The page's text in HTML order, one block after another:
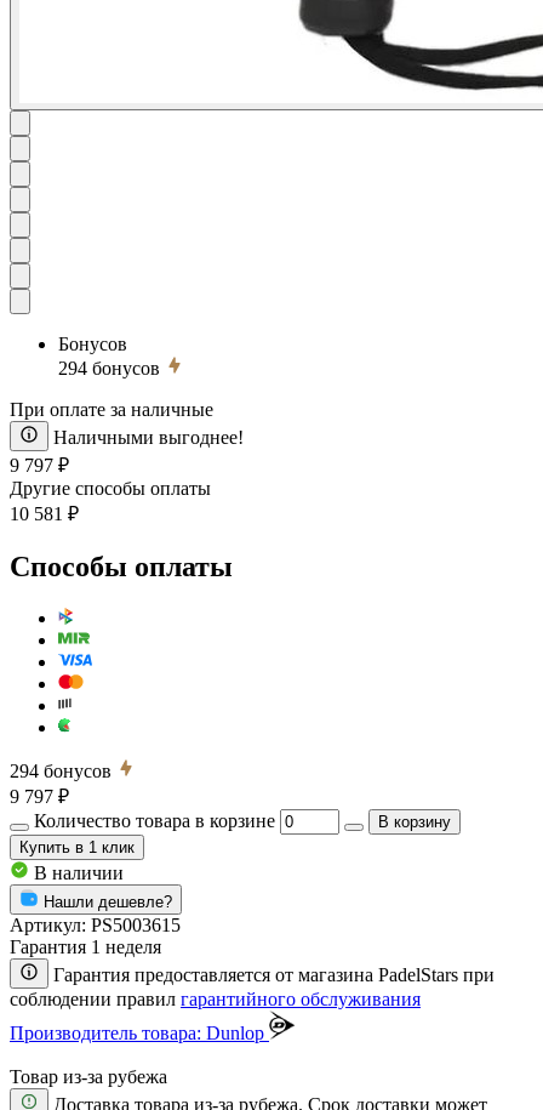
Бонусов
294 бонусов
При оплате за наличные
Наличными выгоднее!
9 797 ₽
Другие способы оплаты
10 581 ₽
Способы оплаты
294 бонусов
9 797 ₽
Количество товара в корзине
В корзину
Купить в 1 клик
В наличии
Нашли дешевле?
Артикул: PS5003615
Гарантия 1 неделя
Гарантия предоставляется от магазина PadelStars при
соблюдении правил гарантийного обслуживания
Производитель товара: Dunlop
Товар из-за рубежа
Доставка товара из-за рубежа. Срок доставки может